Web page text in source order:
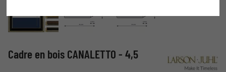
Cadre en bois CANALETTO - 4,5